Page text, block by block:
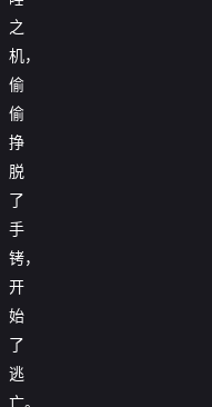
之
机，
偷
偷
挣
脱
了
手
铐，
开
始
了
逃
亡。